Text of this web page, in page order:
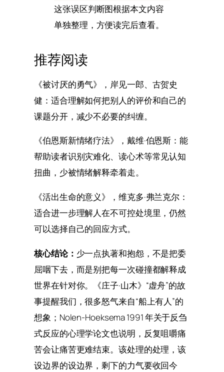
这张误区判断图根据本文内容
单独整理，方便读完后查看。
推荐阅读
《被讨厌的勇气》，岸见一郎、古贺史
健：适合理解如何把别人的评价和自己的
课题分开，减少不必要的纠缠。
《伯恩斯新情绪疗法》，戴维·伯恩斯：能
帮助读者识别灾难化、读心术等常见认知
扭曲，少被情绪解释牵着走。
《活出生命的意义》，维克多·弗兰克尔：
适合进一步理解人在不可控处境里，仍然
可以选择自己的回应方式。
核心结论： 少一点执著和抱怨，不是把委
屈咽下去，而是别把每一次碰撞都解释成
世界在针对你。《庄子·山木》“虚舟”的故
事提醒我们，很多怒气来自“船上有人”的
想象；Nolen-Hoeksema 1991 年关于反刍
式反应的心理学论文也说明，反复咀嚼痛
苦会让痛苦更难结束。该处理的处理，该
设边界的设边界，剩下的力气要收回今